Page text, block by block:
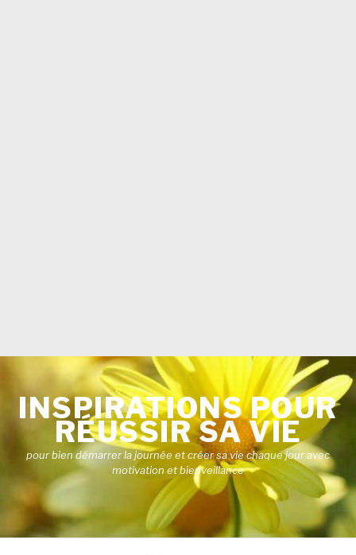
contenuINSPIRATIONS POUR
RÉUSSIR SA VIE
pour bien démarrer la journée et créer sa vie chaque jour avec
motivation et bienveillance